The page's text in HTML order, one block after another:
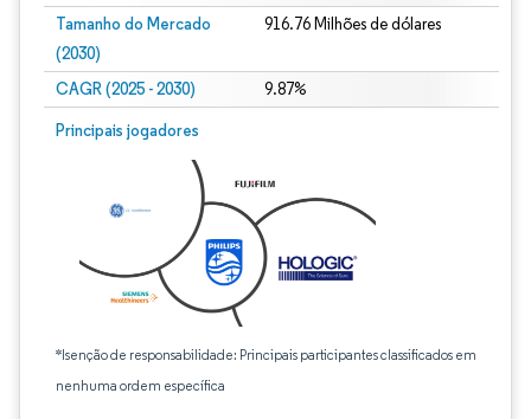
Tamanho do Mercado
(2030)
916.76 Milhões de dólares
CAGR (2025 - 2030) 9.87%
Principais jogadores
*Isenção de responsabilidade: Principais participantes classificados em
nenhuma ordem específica